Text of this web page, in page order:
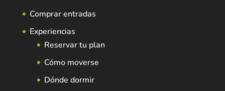
Comprar entradas
Experiencias
Reservar tu plan
Cómo moverse
Dónde dormir